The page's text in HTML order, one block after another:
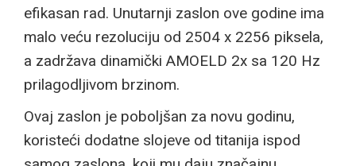
efikasan rad. Unutarnji zaslon ove godine ima
malo veću rezoluciju od 2504 x 2256 piksela,
a zadržava dinamički AMOELD 2x sa 120 Hz
prilagodljivom brzinom.
Ovaj zaslon je poboljšan za novu godinu,
koristeći dodatne slojeve od titanija ispod